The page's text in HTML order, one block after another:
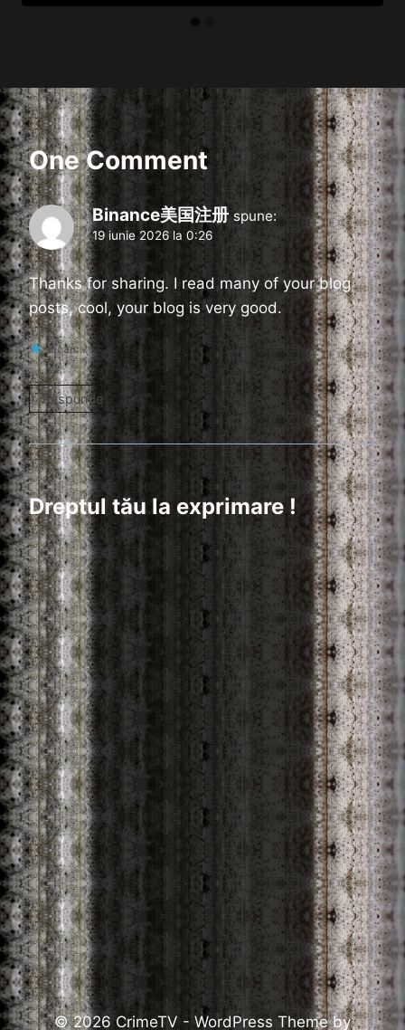
One Comment
Binance美国注册 spune:
19 iunie 2026 la 0:26
Thanks for sharing. I read many of your blog
posts, cool, your blog is very good.
Încarc...
Răspunde
Dreptul tău la exprimare !
© 2026 CrimeTV - WordPress Theme by